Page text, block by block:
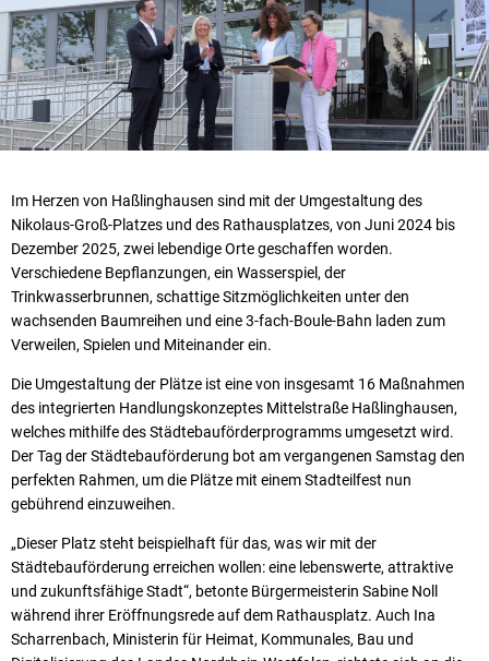
Im Herzen von Haßlinghausen sind mit der Umgestaltung des
Nikolaus-Groß-Platzes und des Rathausplatzes, von Juni 2024 bis
Dezember 2025, zwei lebendige Orte geschaffen worden.
Verschiedene Bepflanzungen, ein Wasserspiel, der
Trinkwasserbrunnen, schattige Sitzmöglichkeiten unter den
wachsenden Baumreihen und eine 3-fach-Boule-Bahn laden zum
Verweilen, Spielen und Miteinander ein.
Die Umgestaltung der Plätze ist eine von insgesamt 16 Maßnahmen
des integrierten Handlungskonzeptes Mittelstraße Haßlinghausen,
welches mithilfe des Städtebauförderprogramms umgesetzt wird.
Der Tag der Städtebauförderung bot am vergangenen Samstag den
perfekten Rahmen, um die Plätze mit einem Stadteilfest nun
gebührend einzuweihen.
„Dieser Platz steht beispielhaft für das, was wir mit der
Städtebauförderung erreichen wollen: eine lebenswerte, attraktive
und zukunftsfähige Stadt“, betonte Bürgermeisterin Sabine Noll
während ihrer Eröffnungsrede auf dem Rathausplatz. Auch Ina
Scharrenbach, Ministerin für Heimat, Kommunales, Bau und